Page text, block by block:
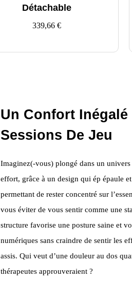
Détachable
339,66 €
Un Confort
Sessions De Jeu
Imaginez(-vous) plongé dans un
effort, grâce à un design qui ép épaule
permettant de rester concentré sur
vous éviter de vous sentir comme une
structure favorise une posture saine et
numériques sans craindre de sentir les
assis. Qui veut d’une douleur au dos
thérapeutes approuveraient ?